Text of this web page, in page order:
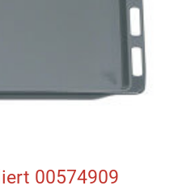
00574909